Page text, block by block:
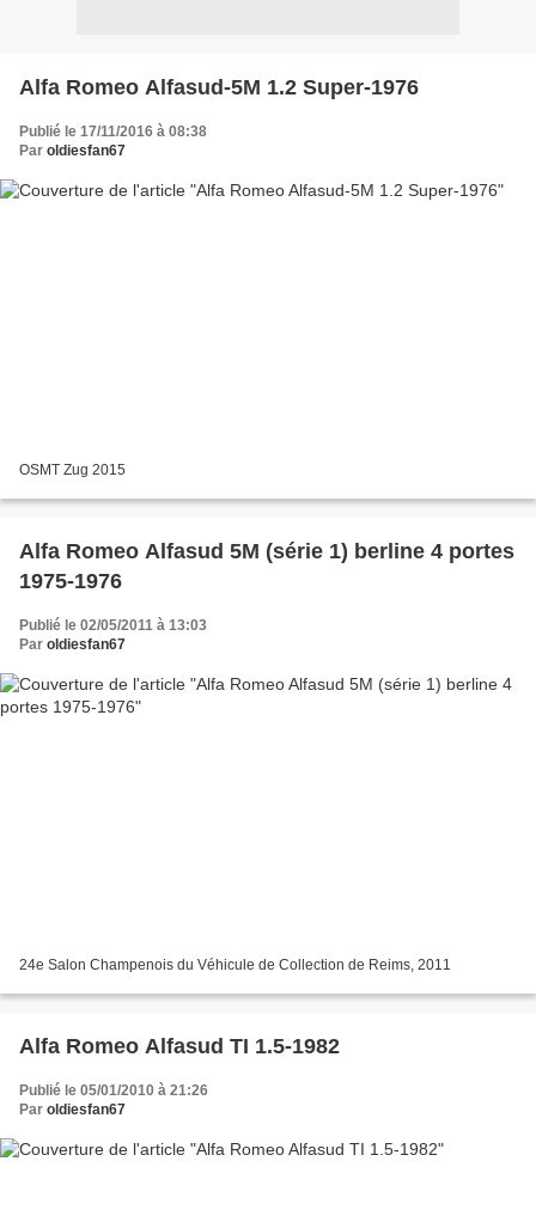
Alfa Romeo Alfasud-5M 1.2 Super-1976
Publié le 17/11/2016 à 08:38
Par oldiesfan67
OSMT Zug 2015
Alfa Romeo Alfasud 5M (série 1) berline 4 portes
1975-1976
Publié le 02/05/2011 à 13:03
Par oldiesfan67
24e Salon Champenois du Véhicule de Collection de Reims, 2011
Alfa Romeo Alfasud TI 1.5-1982
Publié le 05/01/2010 à 21:26
Par oldiesfan67